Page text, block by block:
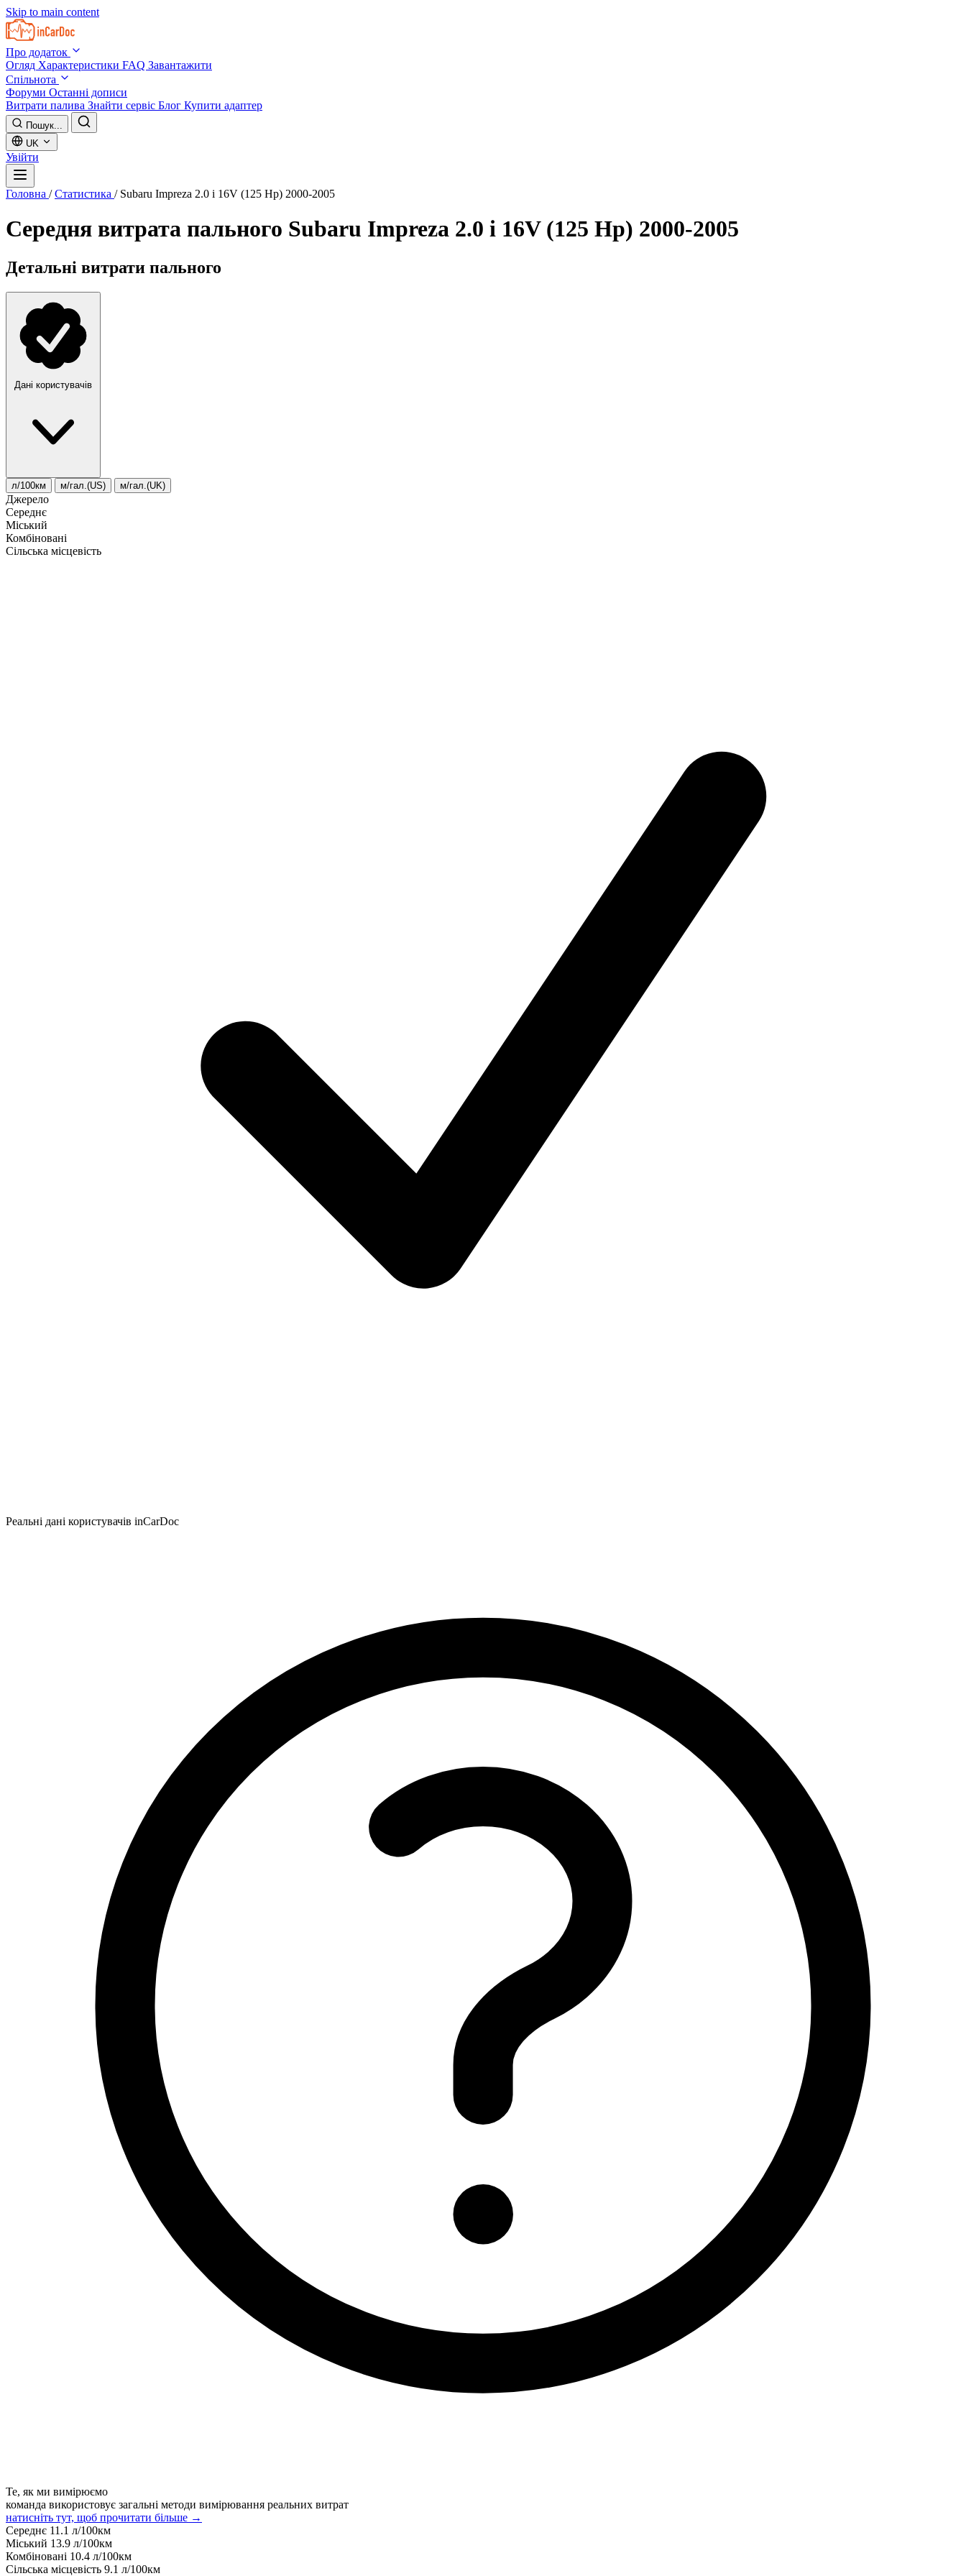
Skip to main content
Про додаток
Огляд Характеристики FAQ Завантажити
Спільнота
Форуми Останні дописи
Витрати палива Знайти сервіс Блог Купити адаптер
Пошук...
UK
Увійти
Головна / Статистика / Subaru Impreza 2.0 i 16V (125 Hp) 2000-2005
Середня витрата пального Subaru Impreza 2.0 i 16V (125 Hp) 2000-2005
Детальні витрати пального
Дані користувачів
л/100км м/гал.(US) м/гал.(UK)
Джерело
Середнє
Міський
Комбіновані
Сільська місцевість
Реальні дані користувачів inCarDoc
Те, як ми вимірюємо
команда використовує загальні методи вимірювання реальних витрат
натисніть тут, щоб прочитати більше →
Середнє 11.1 л/100км
Міський 13.9 л/100км
Комбіновані 10.4 л/100км
Сільська місцевість 9.1 л/100км